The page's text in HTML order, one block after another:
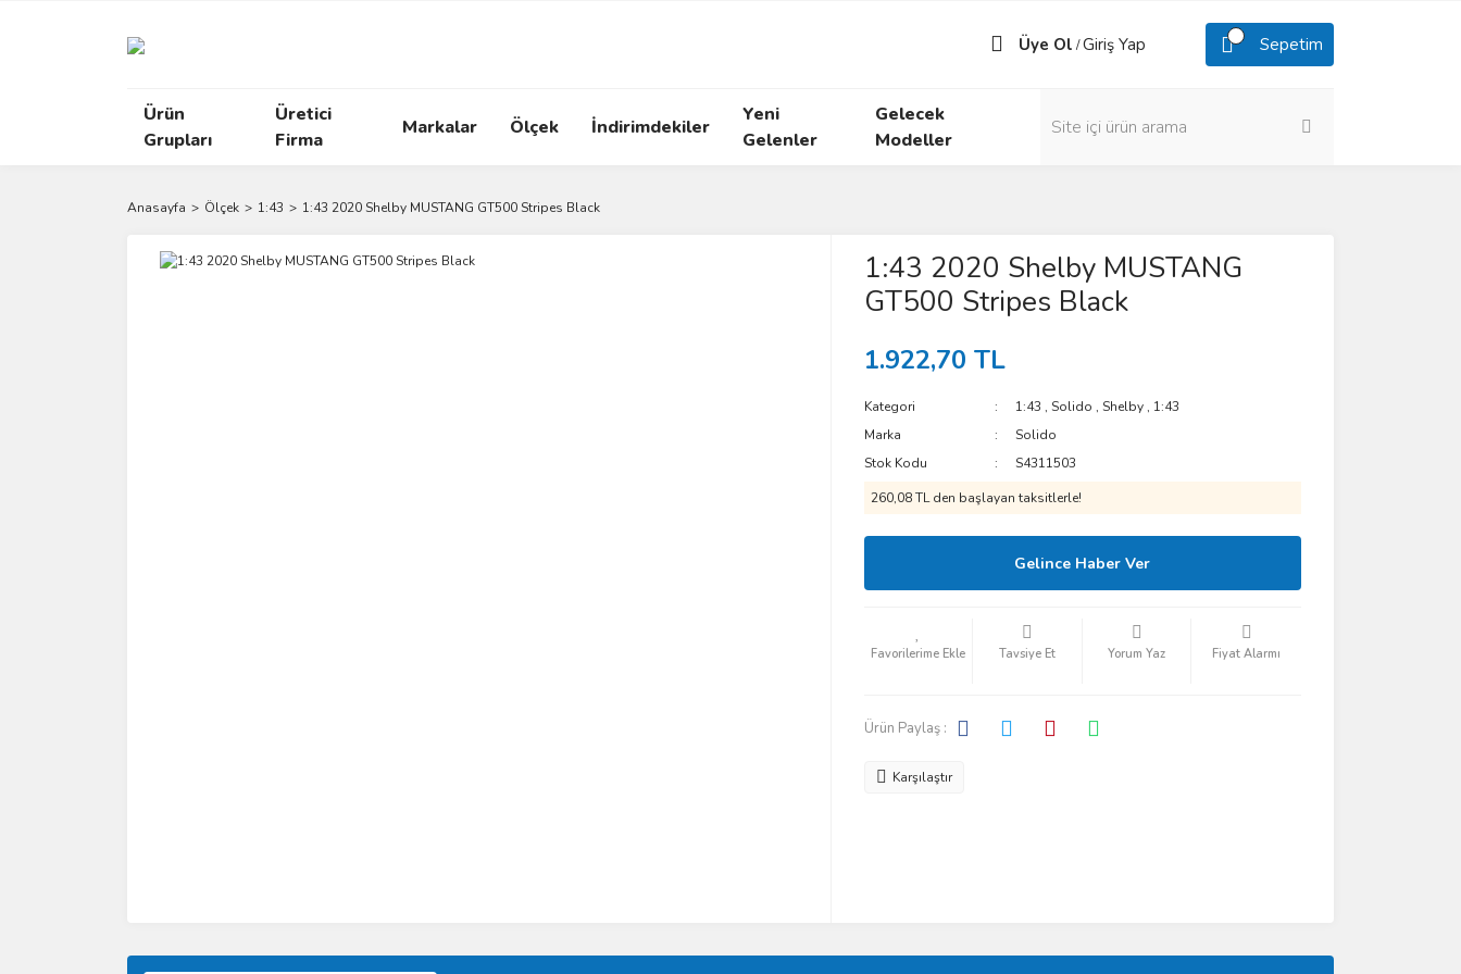
Üye Ol /Giriş Yap Sepetim
Ürün
Grupları
Üretici
Firma
Markalar Ölçek İndirimdekiler
Yeni
Gelenler
Gelecek
Modeller
Anasayfa Ölçek 1:43 1:43 2020 Shelby MUSTANG GT500 Stripes Black
1:43 2020 Shelby MUSTANG
GT500 Stripes Black
1.922,70 TL
Kategori 1:43 ,Solido ,Shelby , 1:43
Marka
Solido
Stok Kodu
S4311503
260,08 TL den başlayan taksitlerle!
Gelince Haber Ver
Tavsiye Et Yorum Yaz Fiyat Alarmı
Ürün Paylaş :
Karşılaştır